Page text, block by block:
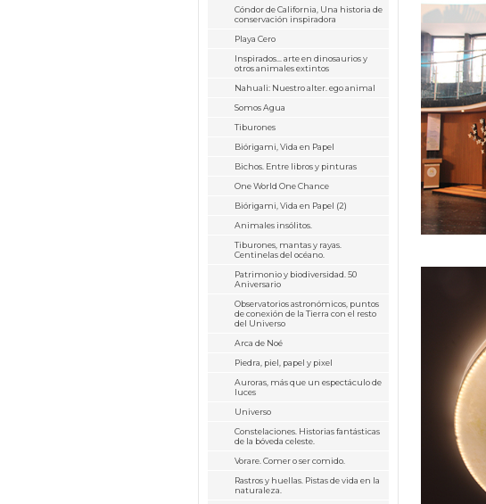
Cóndor de California, Una historia de
conservación inspiradora
Playa Cero
Inspirados... arte en dinosaurios y
otros animales extintos
Nahuali: Nuestro alter. ego animal
Somos Agua
Tiburones
Biórigami, Vida en Papel
Bichos. Entre libros y pinturas
One World One Chance
Biórigami, Vida en Papel (2)
Animales insólitos.
Tiburones, mantas y rayas.
Centinelas del océano.
Patrimonio y biodiversidad. 50
Aniversario
Observatorios astronómicos, puntos
de conexión de la Tierra con el resto
del Universo
Arca de Noé
Piedra, piel, papel y pixel
Auroras, más que un espectáculo de
luces
Universo
Constelaciones. Historias fantásticas
de la bóveda celeste.
Vorare. Comer o ser comido.
Rastros y huellas. Pistas de vida en la
naturaleza.